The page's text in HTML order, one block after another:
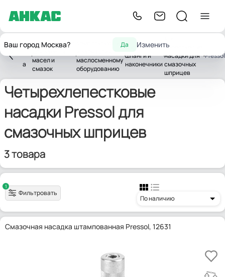
Ваш город Москва? Да Изменить
Оборудование
масел и
смазок
Комплектующие
маслосменному
оборудованию
Выпускные
шланги и
наконечники
лепестковые
насадки для
смазочных
шприцев
Pressol
Четырехлепестковые
насадки Pressol для
смазочных шприцев
3 товара
1
Фильтровать
По наличию
Смазочная насадка штампованная Pressol, 12631